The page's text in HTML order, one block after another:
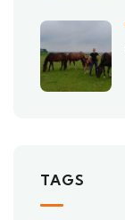
TAGS